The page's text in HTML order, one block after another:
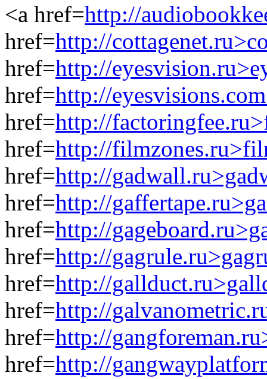
<a href=http://
href=http://
href=http://
href=http://
href=http://
href=http://
href=http://
href=http://
href=http://
href=http://
href=http://
href=http://
href=http://
href=http://